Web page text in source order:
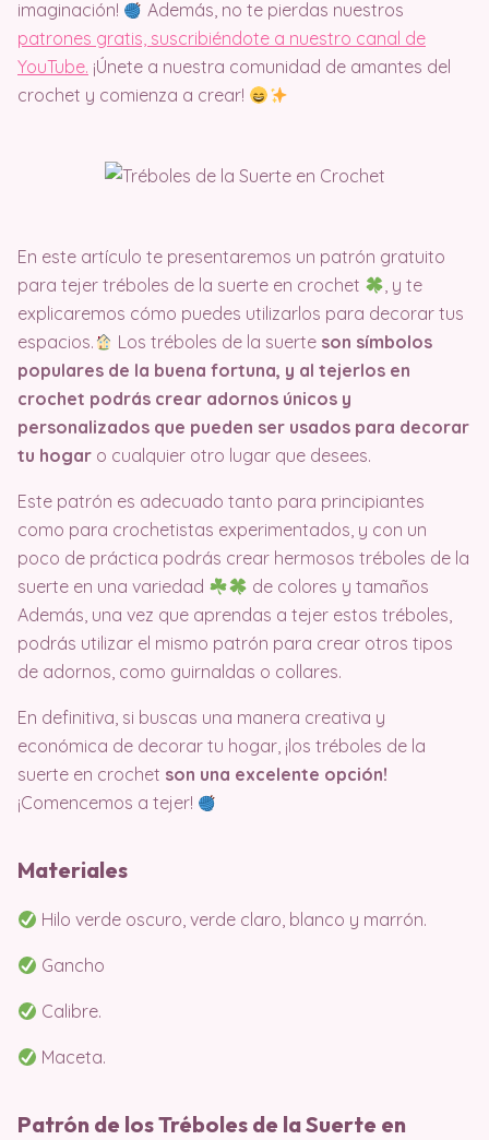
imaginación!
Además, no te pierdas nuestros
patrones gratis, suscribiéndote a nuestro canal de
YouTube. ¡Únete a nuestra comunidad de amantes del
crochet y comienza a crear!
En este artículo te presentaremos un patrón gratuito
para tejer tréboles de la suerte en crochet
, y te
explicaremos cómo puedes utilizarlos para decorar tus
espacios.
Los tréboles de la suerte son símbolos
populares de la buena fortuna, y al tejerlos en
crochet podrás crear adornos únicos y
personalizados que pueden ser usados para decorar
tu hogar o cualquier otro lugar que desees.
Este patrón es adecuado tanto para principiantes
como para crochetistas experimentados, y con un
poco de práctica podrás crear hermosos tréboles de la
suerte en una variedad
de colores y tamaños
Además, una vez que aprendas a tejer estos tréboles,
podrás utilizar el mismo patrón para crear otros tipos
de adornos, como guirnaldas o collares.
En definitiva, si buscas una manera creativa y
económica de decorar tu hogar, ¡los tréboles de la
suerte en crochet son una excelente opción!
¡Comencemos a tejer!
Materiales
Hilo verde oscuro, verde claro, blanco y marrón.
Gancho
Calibre.
Maceta.
Patrón de los Tréboles de la Suerte en